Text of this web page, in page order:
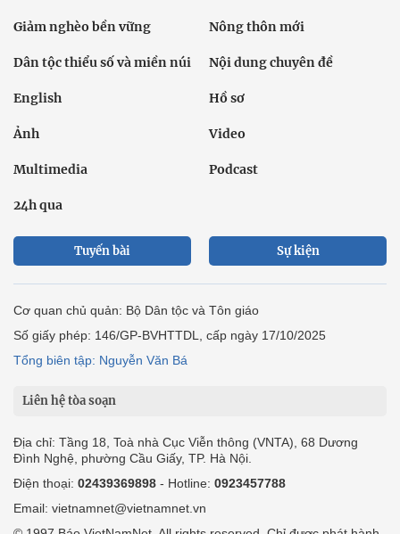
Giảm nghèo bền vững Nông thôn mới
Dân tộc thiểu số và miền núi Nội dung chuyên đề
English Hồ sơ
Ảnh Video
Multimedia Podcast
24h qua
Tuyến bài Sự kiện
Cơ quan chủ quản: Bộ Dân tộc và Tôn giáo
Số giấy phép: 146/GP-BVHTTDL, cấp ngày 17/10/2025
Tổng biên tập: Nguyễn Văn Bá
Liên hệ tòa soạn
Địa chỉ: Tầng 18, Toà nhà Cục Viễn thông (VNTA), 68 Dương
Đình Nghệ, phường Cầu Giấy, TP. Hà Nội.
Điện thoại: 02439369898 - Hotline: 0923457788
Email: vietnamnet@vietnamnet.vn